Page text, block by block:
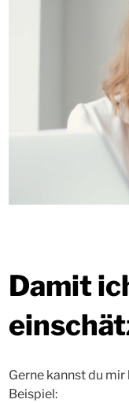
Damit
Gerne kannst du
Beispiel: